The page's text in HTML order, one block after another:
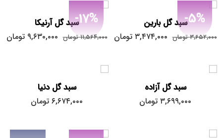
-5%سبد گل بارین
۳,۶۵۲,۰۰۰ تومان ۳,۴۷۴,۰۰۰ تومان
-17%سبد گل آرنیکا
۱۱,۵۶۴,۰۰۰ تومان ۹,۶۳۰,۰۰۰ تومان
سبد گل آزاده
۳,۶۹۹,۰۰۰ تومان
سبد گل دنیا
۶,۶۷۴,۰۰۰ تومان